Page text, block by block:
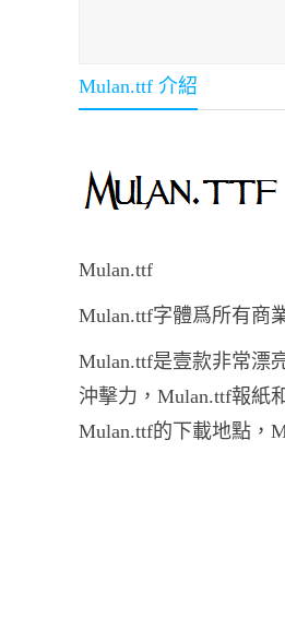
Mulan.ttf 介紹
Mulan.ttf
Mulan.ttf字體爲所有商
Mulan.ttf是壹款非常漂
沖擊力，Mulan.ttf報紙
Mulan.ttf的下載地點，